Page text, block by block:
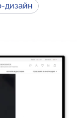
дизайн